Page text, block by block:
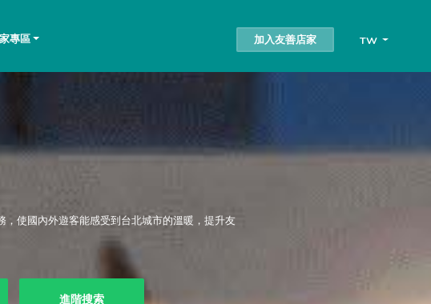
專區 加入友善店家 TW
使國內外遊客能感受到台北城市的溫暖，提升友
進階搜索